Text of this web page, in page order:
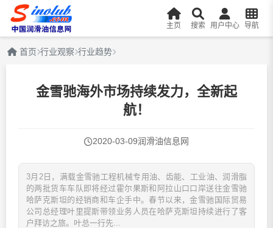
主页 搜索 用户中心 导航
首页 行业观察 行业趋势
金雪驰海外市场持续发力，全新起
航！
2020-03-09润滑油信息网
3月2日，满载金雪驰工程机械专用油、齿能、工业油、润滑脂
的两批货车车队即将经过霍尔果斯和阿拉山口口岸送往金雪驰
哈萨克斯坦的经销商和车企手中。春节以来，金雪驰国际贸易
公司总经理叶里提斯带领业务人员在哈萨克斯坦持续进行了客
户拜访之旅。叶总一行先...